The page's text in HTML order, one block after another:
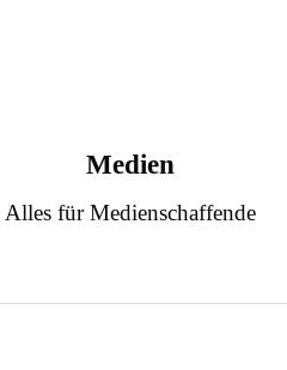
Medien
Alles für Medienschaffende